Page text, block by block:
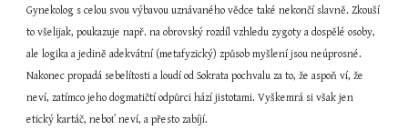
Gynekolog s celou svou výbavou uznávaného vědce také nekončí slavně. Zkouší
to všelijak, poukazuje např. na obrovský rozdíl vzhledu zygoty a dospělé osoby,
ale logika a jedině adekvátní (metafyzický) způsob myšlení jsou neúprosné.
Nakonec propadá sebelítosti a loudí od Sokrata pochvalu za to, že aspoň ví, že
neví, zatímco jeho dogmatičtí odpůrci hází jistotami. Vyškemrá si však jen
etický kartáč, neboť neví, a přesto zabíjí.